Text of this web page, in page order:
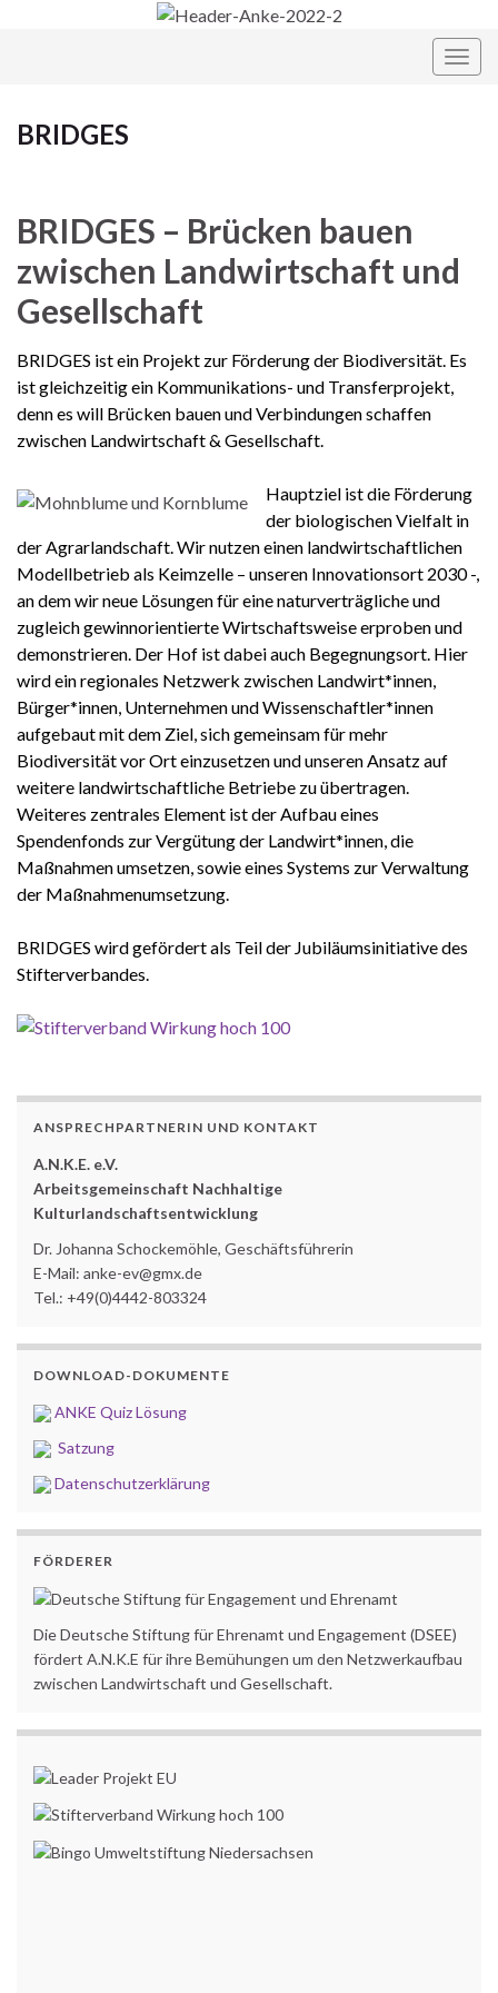
BRIDGES
BRIDGES – Brücken bauen
zwischen Landwirtschaft und
Gesellschaft
BRIDGES ist ein Projekt zur Förderung der Biodiversität. Es
ist gleichzeitig ein Kommunikations- und Transferprojekt,
denn es will Brücken bauen und Verbindungen schaffen
zwischen Landwirtschaft & Gesellschaft.
Hauptziel ist die Förderung
der biologischen Vielfalt in
der Agrarlandschaft. Wir nutzen einen landwirtschaftlichen
Modellbetrieb als Keimzelle – unseren Innovationsort 2030 -,
an dem wir neue Lösungen für eine naturverträgliche und
zugleich gewinnorientierte Wirtschaftsweise erproben und
demonstrieren. Der Hof ist dabei auch Begegnungsort. Hier
wird ein regionales Netzwerk zwischen Landwirt*innen,
Bürger*innen, Unternehmen und Wissenschaftler*innen
aufgebaut mit dem Ziel, sich gemeinsam für mehr
Biodiversität vor Ort einzusetzen und unseren Ansatz auf
weitere landwirtschaftliche Betriebe zu übertragen.
Weiteres zentrales Element ist der Aufbau eines
Spendenfonds zur Vergütung der Landwirt*innen, die
Maßnahmen umsetzen, sowie eines Systems zur Verwaltung
der Maßnahmenumsetzung.
BRIDGES wird gefördert als Teil der Jubiläumsinitiative des
Stifterverbandes.
ANSPRECHPARTNERIN UND KONTAKT
A.N.K.E. e.V.
Arbeitsgemeinschaft Nachhaltige
Kulturlandschaftsentwicklung
Dr. Johanna Schockemöhle, Geschäftsführerin
E-Mail: anke-ev@gmx.de
Tel.: +49(0)4442-803324
DOWNLOAD-DOKUMENTE
ANKE Quiz Lösung
Satzung
Datenschutzerklärung
FÖRDERER
Die Deutsche Stiftung für Ehrenamt und Engagement (DSEE)
fördert A.N.K.E für ihre Bemühungen um den Netzwerkaufbau
zwischen Landwirtschaft und Gesellschaft.